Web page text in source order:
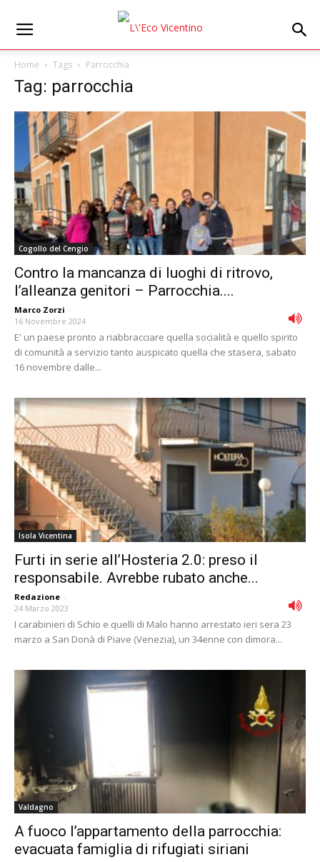
Home Tags Parrocchia
Tag: parrocchia
Cogollo del Cengio
Contro la mancanza di luoghi di ritrovo,
l’alleanza genitori – Parrocchia....
Marco Zorzi -
16 Novembre 2024
E' un paese pronto a riabbracciare quella socialità e quello spirito
di comunità a servizio tanto auspicato quella che stasera, sabato
16 novembre dalle...
Isola Vicentina
Furti in serie all’Hosteria 2.0: preso il
responsabile. Avrebbe rubato anche...
Redazione -
24 Marzo 2023
I carabinieri di Schio e quelli di Malo hanno arrestato ieri sera 23
marzo a San Donà di Piave (Venezia), un 34enne con dimora...
Valdagno
A fuoco l’appartamento della parrocchia:
evacuata famiglia di rifugiati siriani